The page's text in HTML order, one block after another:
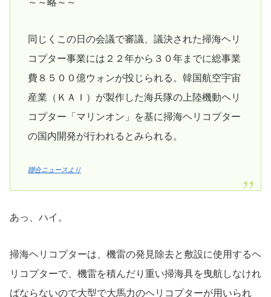
同じくこの日の会議で審議、議決された掃海ヘリ
コプター事業には２２年から３０年までに総事業
費８５００億ウォンが投じられる。韓国航空宇宙
産業（ＫＡＩ）が製作した海兵隊の上陸機動ヘリ
コプター「マリンオン」を基に掃海ヘリコプター
の国内開発が行われるとみられる。
聯合ニュースより
あっ、ハイ。
掃海ヘリコプターは、機雷の発見除去と敷設に使用するヘ
リコプターで、機雷を積んだり重い掃海具を曳航しなけれ
ばならないので大型で大馬力のヘリコプターが用いられ